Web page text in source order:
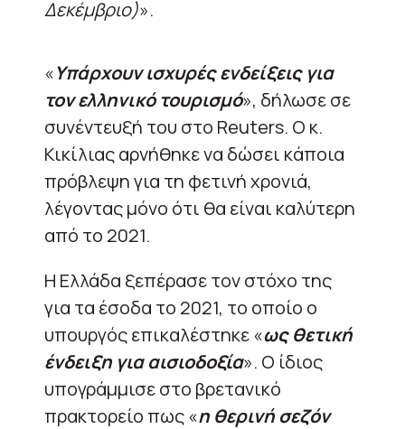
Δεκέμβριο)».
«Υπάρχουν ισχυρές ενδείξεις για
τον ελληνικό τουρισμό», δήλωσε σε
συνέντευξή του στο Reuters. Ο κ.
Κικίλιας αρνήθηκε να δώσει κάποια
πρόβλεψη για τη φετινή χρονιά,
λέγοντας μόνο ότι θα είναι καλύτερη
από το 2021.
Η Ελλάδα ξεπέρασε τον στόχο της
για τα έσοδα το 2021, το οποίο ο
υπουργός επικαλέστηκε «ως θετική
ένδειξη για αισιοδοξία». Ο ίδιος
υπογράμμισε στο βρετανικό
πρακτορείο πως «η θερινή σεζόν